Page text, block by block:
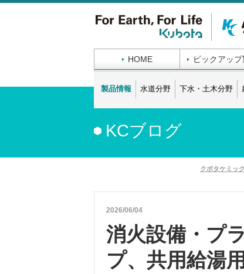
HOME ピックアップ
製品情報 水道分野 下水・土木分野
KCブログ
クボタケミッ
2026/06/04
消火設備・プ
プ、共用給湯